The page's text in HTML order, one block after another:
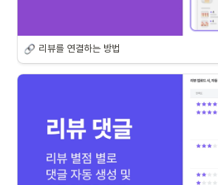
리뷰를 연결하는 방법